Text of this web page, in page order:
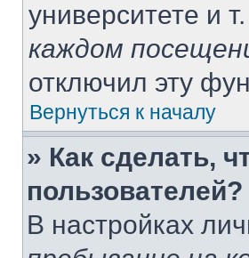
университете и
каждом
отключил эту
Вернуться к началу
» Как сделать,
пользователей?
В настройках